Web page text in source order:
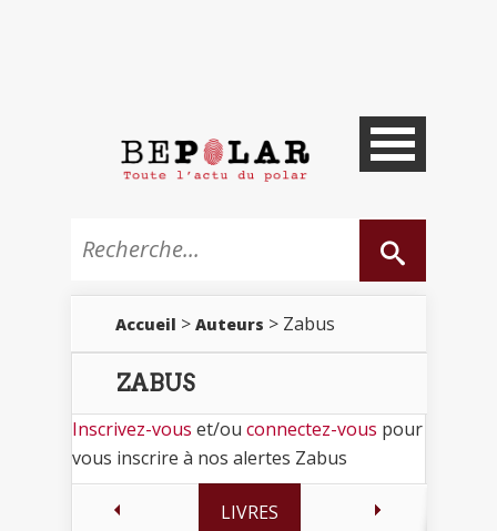
Accueil > Auteurs > Zabus
ZABUS
Inscrivez-vous et/ou connectez-vous pour
vous inscrire à nos alertes Zabus
LIVRES